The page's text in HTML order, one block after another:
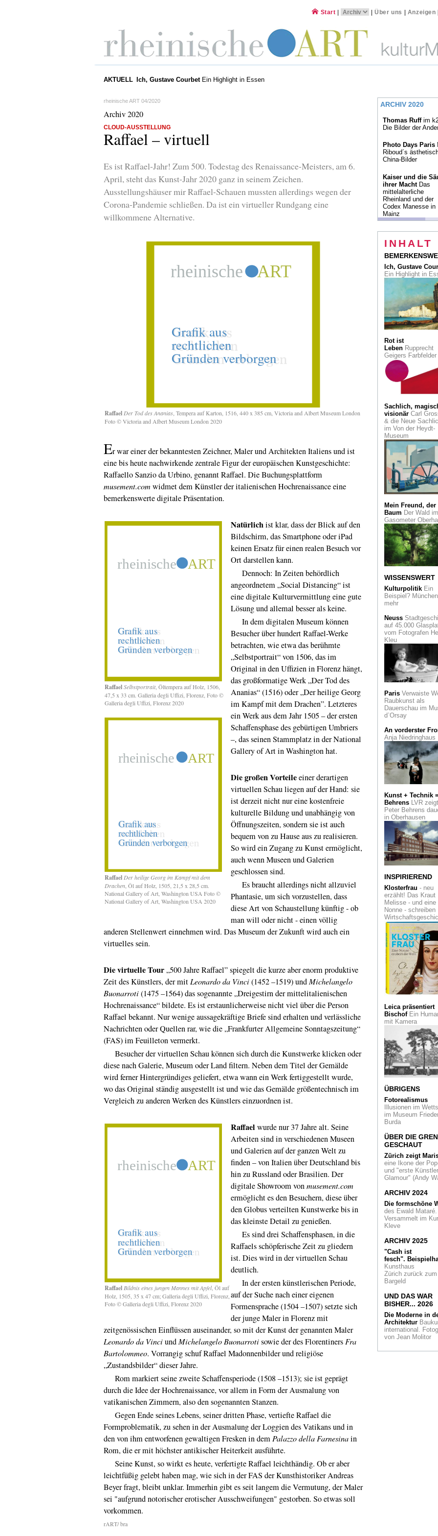
Start |Über uns Anzeigen
AKTUELL Ich, Gustave CourbetEin Highlight in Essen
rheinische ART 04/2020
Archiv 2020
CLOUD-AUSSTELLUNG
Raffael – virtuell
Es ist Raffael-Jahr! Zum 500. Todestag des Renaissance-Meisters, am 6.
April, steht das Kunst-Jahr 2020 ganz in seinem Zeichen.
Ausstellungshäuser mir Raffael-Schauen mussten allerdings wegen der
Corona-Pandemie schließen. Da ist ein virtueller Rundgang eine
willkommene Alternative.
Raffael Der Tod des Ananias , Tempera auf Karton, 1516, 440 x 385 cm, Victoria and Albert Museum London
Foto © Victoria and Albert Museum London 2020
Er war einer der bekanntesten Zeichner, Maler und Architekten Italiens und ist
eine bis heute nachwirkende zentrale Figur der europäischen Kunstgeschichte:
Raffaello Sanzio da Urbino, genannt Raffael. Die Buchungsplattform
musement.comwidmet dem Künstler der italienischen Hochrenaissance eine
bemerkenswerte digitale Präsentation.
RaffaelSelbstportrait, Öltempera auf Holz, 1506,
47,5 x 33 cm. Galleria degli Uffizi, Florenz, Foto ©
Galleria degli Uffizi, Florenz 2020
Raffael Der heilige Georg im Kampf mit dem
Drachen , Öl auf Holz, 1505, 21,5 x 28,5 cm.
National Gallery of Art, Washington USA Foto ©
National Gallery of Art, Washington USA 2020
Natürlichist klar, dass der Blick auf den
Bildschirm, das Smartphone oder iPad
keinen Ersatz für einen realen Besuch vor
Ort darstellen kann.
Dennoch: In Zeiten behördlich
angeordnetem „Social Distancing“ ist
eine digitale Kulturvermittlung eine gute
Lösung und allemal besser als keine.
In dem digitalen Museum können
Besucher über hundert Raffael-Werke
betrachten, wie etwa das berühmte
„Selbstportrait“ von 1506, das im
Original in den Uffizien in Florenz hängt,
das großformatige Werk „Der Tod des
Ananias“ (1516) oder „Der heilige Georg
im Kampf mit dem Drachen”. Letzteres
ein Werk aus dem Jahr 1505 – der ersten
Schaffensphase des gebürtigen Umbriers
–, das seinen Stammplatz in der National
Gallery of Art in Washington hat.
Die großen Vorteileeiner derartigen
virtuellen Schau liegen auf der Hand: sie
ist derzeit nicht nur eine kostenfreie
kulturelle Bildung und unabhängig von
Öffnungszeiten, sondern sie ist auch
bequem von zu Hause aus zu realisieren.
So wird ein Zugang zu Kunst ermöglicht,
auch wenn Museen und Galerien
geschlossen sind.
Es braucht allerdings nicht allzuviel
Phantasie, um sich vorzustellen, dass
diese Art von Schaustellung künftig - ob
man will oder nicht - einen völlig
anderen Stellenwert einnehmen wird. Das Museum der Zukunft wird auch ein
virtuelles sein.
Die virtuelle Tour„500 Jahre Raffael” spiegelt die kurze aber enorm produktive
Zeit des Künstlers, der mit Leonardo da Vinci(1452 –1519) undMichelangelo
Buonarroti(1475 –1564) das sogenannte „Dreigestirn der mittelitalienischen
Hochrenaissance“ bildete. Es ist erstaunlicherweise nicht viel über die Person
Raffael bekannt. Nur wenige aussagekräftige Briefe sind erhalten und verlässliche
Nachrichten oder Quellen rar, wie die „Frankfurter Allgemeine Sonntagszeitung“
(FAS) im Feuilleton vermerkt.
Besucher der virtuellen Schau können sich durch die Kunstwerke klicken oder
diese nach Galerie, Museum oder Land filtern. Neben dem Titel der Gemälde
wird ferner Hintergründiges geliefert, etwa wann ein Werk fertiggestellt wurde,
wo das Original ständig ausgestellt ist und wie das Gemälde größentechnisch im
Vergleich zu anderen Werken des Künstlers einzuordnen ist.
Raffael Bildnis eines jungen Mannes mit Apfel, Öl auf
Holz, 1505, 35 x 47 cm; Galleria degli Uffizi, Florenz,
Foto © Galleria degli Uffizi, Florenz 2020
Raffael wurde nur 37 Jahre alt. Seine
Arbeiten sind in verschiedenen Museen
und Galerien auf der ganzen Welt zu
finden – von Italien über Deutschland bis
hin zu Russland oder Brasilien. Der
digitale Showroom vonmusement.com
ermöglicht es den Besuchern, diese über
den Globus verteilten Kunstwerke bis in
das kleinste Detail zu genießen.
Es sind drei Schaffensphasen, in die
Raffaels schöpferische Zeit zu gliedern
ist. Dies wird in der virtuellen Schau
deutlich.
In der ersten künstlerischen Periode,
auf der Suche nach einer eigenen
Formensprache (1504 –1507) setzte sich
der junge Maler in Florenz mit
zeitgenössischen Einflüssen auseinander, so mit der Kunst der genannten Maler
Leonardo da VinciundMichelangelo Buonarrotisowie der des Florentiners Fra
Bartolommeo. Vorrangig schuf Raffael Madonnenbilder und religiöse
„Zustandsbilder“ dieser Jahre.
Rom markiert seine zweite Schaffensperiode (1508 –1513); sie ist geprägt
durch die Idee der Hochrenaissance, vor allem in Form der Ausmalung von
vatikanischen Zimmern, also den sogenannten Stanzen.
Gegen Ende seines Lebens, seiner dritten Phase, vertiefte Raffael die
Formproblematik, zu sehen in der Ausmalung der Loggien des Vatikans und in
den von ihm entworfenen gewaltigen Fresken in dem Palazzo della Farnesinain
Rom, die er mit höchster antikischer Heiterkeit ausführte.
Seine Kunst, so wirkt es heute, verfertigte Raffael leichthändig. Ob er aber
leichtfüßig gelebt haben mag, wie sich in der FAS der Kunsthistoriker Andreas
Beyer fragt, bleibt unklar. Immerhin gibt es seit langem die Vermutung, der Maler
sei "aufgrund notorischer erotischer Ausschweifungen" gestorben. So etwas soll
vorkommen.
rART/ bra
ARCHIV 2020
Thomas Ruffim
Die Bilder der
Photo Days Paris
Riboud´s
China-Bilder
Kaiser und die
ihrer Macht Das
mittelalterliche
Rheinland und der
Codex Manesse in
Mainz
Japans
SeeleIllustrierte
Biografie: Hokusai
Comic
Cradle-to-Cradle
Nachhaltiges
Der erste
Düsseldorf entsteht
AuktionRekord bei
Lempertz für den
Barockmaler
la Tour
Konrad Adenauer
145. Geburtstag:
Haus, sein Garten.
Ex-Bundeskanzler
Gärtneridol
Kriegsbedingt
verlagertDie
Petersburger
zeigt die Eisenzeit
mit Beutekunst
Buddhismus
Tiefenentspannung
Erleuchtung mit
Buddha. Eine
Basel
Immer attraktiv
Geburtstag
Tim und
StruppiAuktion:
Geld für wenig
Köln verstehen-
einem neuen
zur
Ein
Designwettbewerb
besten
Essen
Der Arzt und die
Onsen
Japan
Zeichen für die
Ewigkeit?
Piktogramme im
Museum
Zuhören für alle
Beethoven 2020:
Barenboim dirigiert
Jubiläumskonzert
Bonn
Ausgezeichnet
Biermann: Moderne
Fotografie aus den
Runter vom Gas
kunstvolle
Vor 70 JahrenDer
arbeitslose
Heinz Helfgen
die Welt
Kunst und Kirche
Heinz Mack im
Marianum
Kulturleuchttürme
Revier. Und so
steht in
Gelsenkirchen...
Masken-Zauberin
Singapur. Eine
im dortigen Red
Design Museum
La TouretteNahe
Ein Kloster aus
zur Einkehr und
Wie regierte Karl
Große?
Ein Essay
liefert ein
neues Bild über
legendären
Frankenkönig
C.A.R.Sie dürfte in
gewesen sein: die
Kunstmesse
art ruhr.
Schönheiten
Kölner Kollwitz
Sechs Jahrzehnte
British Way of Life.
Eine Fotoschau in
Mies van der Rohe
Award
2019 zeigt
Baukultur NRW im
Köln
Malerei aus der
In der Leica
Ruhmeshalle
Vogel - Meister der
Vielfalt
50 Jahre Kult-Band
Kölsche Institution
Pflanzenadoption
Gewächse retten
INHALT
Ich, Gustave
Ein Highlight in
Rot ist
LebenRupprecht
Geigers Farbfelder
Sachlich,
visionärCarl
& die Neue
im Von der Heydt-
Museum
Mein Freund, der
Baum Der Wald im
Gasometer
WISSENSWERT
KulturpolitikEin
Beispiel?
mehr
Neuss
auf 45.000
vom Fotografen
Kleu
ParisVerwaiste
Raubkunst als
Dauerschau im
d`Orsay
An vorderster
Anja Niedringhaus
Kunst + Technik =
BehrensLVR zeigt
Peter Behrens
in Oberhausen
INSPIRIEREND
Klosterfrau - neu
erzählt! Das Kraut
Melisse - und eine
Nonne - schreiben
Leica präsentiert
BischofEin
mit Kamera
ÜBRIGENS
Fotorealismus
Illusionen im
im Museum
Burda
ÜBER DIE
GESCHAUT
Zürich zeigt
eine Ikone der
und "erste
Glamour" (Andy
ARCHIV 2024
Die formschöne
des Ewald Mataré.
Versammelt im
Kleve
ARCHIV 2025
"Cash ist
fesch".
Kunsthaus
Zürich zurück zum
Bargeld
UND DAS WAR
BISHER... 2026
Die Moderne in
Architektur
international.
von Jean Molitor